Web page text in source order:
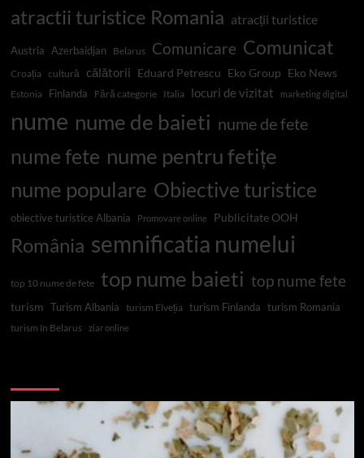
atractii turistice Romania atracții turistice
Austria Azerbaidjan Belarus Comunicare Comunicat
Croația cultură călătorii Eduard Petrescu Eko Group Eko News
Estonia Finlanda Fără categorie Italia locuri de vizitat marketing digital
nume nume de baieti nume de fete
nume fete nume pentru fetițe
nume populare Obiective turistice
obiective turistice Albania Promovare online Publicitate OOH
România semnificatia numelui
top 10 nume de fete top nume baieti top nume fete
turism Turism Albania turism Elveția turism Finlanda turism Romania
turism în Belarus ziar online